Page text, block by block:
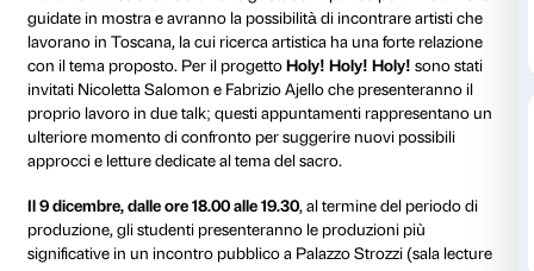
In occasione della mostraBellezza divina tra Van
Fontanail dipartimento di Educazione di Palazzo
progettoHoly! Holy! Holy!dedicato agli studenti di
Accademie d’arte di Firenze.
analisi, finalizzato alla produzione di nuove opere
con il tema del sacro e la trasformazione